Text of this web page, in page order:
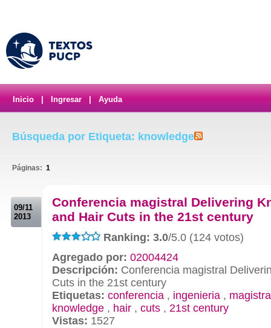
Inicio Ingresar Ayuda
Búsqueda por Etiqueta: knowledge
Páginas: 1
09/11
2013
Conferencia magistral Delivering
and Hair Cuts in the 21st century
Ranking: 3.0/5.0 (124 votos)
Agregado por: 02004424
Descripción: Conferencia magistral
Cuts in the 21st century
Etiquetas: conferencia , ingenieria ,
knowledge , hair , cuts , 21st century
Vistas: 1527